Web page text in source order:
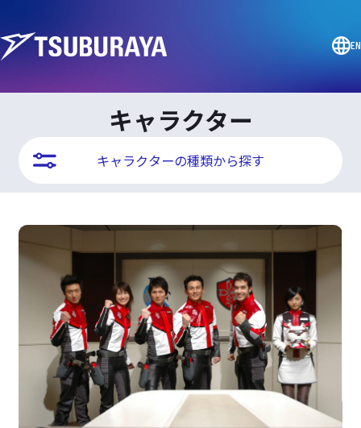
EN
キャラクター
キャラクターの種類から探す